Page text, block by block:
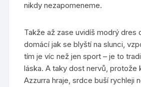
nikdy nezapomeneme.
Takže až zase uvidíš modrý dres
domácí jak se blyští na slunci,
tím je víc než jen sport – je to
láska. A taky dost nervů, protože
Azzurra hraje, srdce buší rychleji